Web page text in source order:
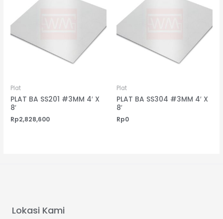
Plat
PLAT BA SS201 #3MM 4′ X
8′
Rp2,828,600
Plat
PLAT BA SS304 #3MM 4′ X
8′
Rp0
Lokasi Kami